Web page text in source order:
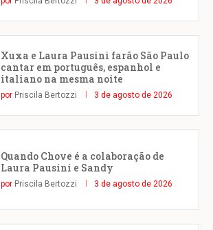
Xuxa e Laura Pausini farão São Paulo
cantar em português, espanhol e
italiano na mesma noite
por Priscila Bertozzi 3 de agosto de 2026
Quando Chove é a colaboração de
Laura Pausini e Sandy
por Priscila Bertozzi 3 de agosto de 2026